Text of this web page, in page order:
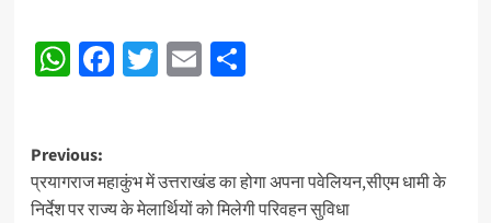
WhatsApp
Facebook
Twitter
EmailShare
Post
navigation
Previous:
प्रयागराज महाकुंभ में उत्तराखंड का होगा अपना पवेलियन,सीएम धामी के
निर्देश पर राज्य के मेलार्थियों को मिलेगी परिवहन सुविधा